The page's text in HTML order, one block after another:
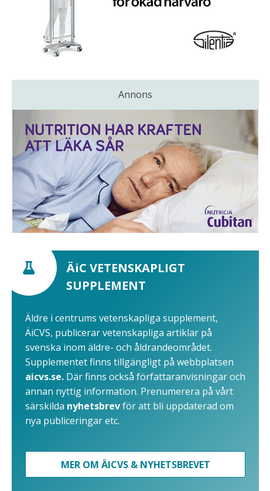
Annons
ÄiC VETENSKAPLIGT
SUPPLEMENT
Äldre i centrums vetenskapliga supplement,
ÄiCVS, publicerar vetenskapliga artiklar på
svenska inom äldre- och åldrandeområdet.
Supplementet finns tillgängligt på webbplatsen
aicvs.se. Där finns också författaranvisningar och
annan nyttig information. Prenumerera på vårt
särskilda nyhetsbrevför att bli uppdaterad om
nya publiceringar etc.
MER OM ÄICVS & NYHETSBREVET